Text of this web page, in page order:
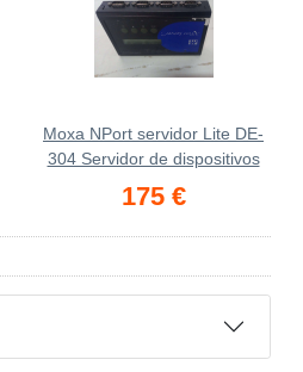
Moxa NPort servidor Lite DE-
304 Servidor de dispositivos
175 €